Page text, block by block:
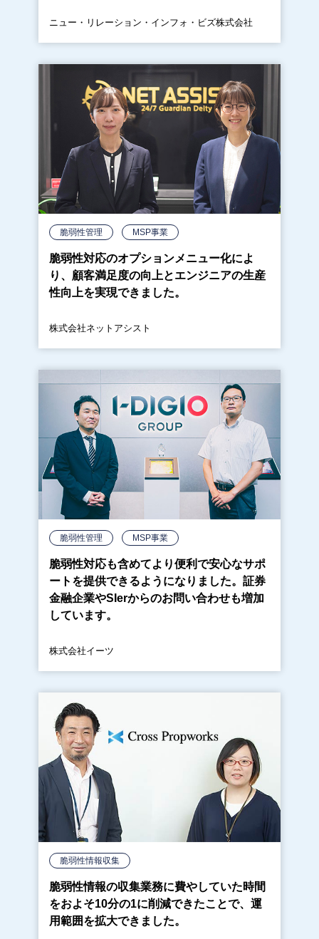
ニュー・リレーション・インフォ・ビズ株式会社
脆弱性管理 MSP事業
脆弱性対応のオプションメニュー化によ
り、顧客満足度の向上とエンジニアの生産
性向上を実現できました。
株式会社ネットアシスト
脆弱性管理 MSP事業
脆弱性対応も含めてより便利で安心なサポ
ートを提供できるようになりました。証券
金融企業やSIerからのお問い合わせも増加
しています。
株式会社イーツ
脆弱性情報収集
脆弱性情報の収集業務に費やしていた時間
をおよそ10分の1に削減できたことで、運
用範囲を拡大できました。